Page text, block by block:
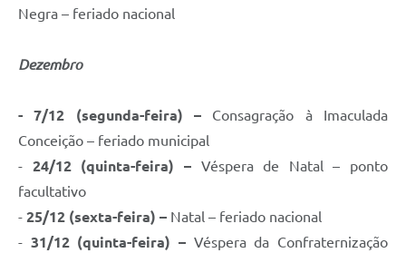
Negra – feriado nacional
Dezembro
- 7/12 (segunda-feira) – Consagração à Imaculada
Conceição – feriado municipal
- 24/12 (quinta-feira) –Véspera de Natal – ponto
facultativo
- 25/12 (sexta-feira) – Natal – feriado nacional
- 31/12 (quinta-feira) – Véspera da Confraternização